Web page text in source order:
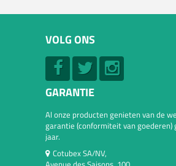
VOLG ONS
GARANTIE
Al onze producten genieten van de
garantie (conformiteit van goederen)
jaar.
Cotubex SA/NV,